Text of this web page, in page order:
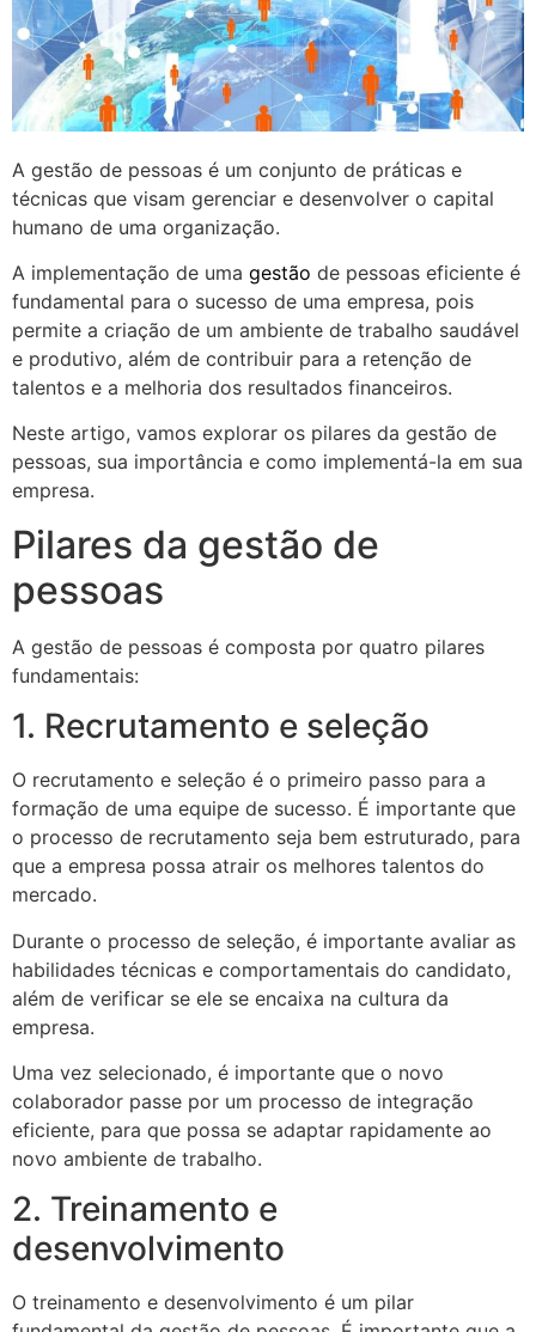
A gestão de pessoas é um conjunto de práticas e
técnicas que visam gerenciar e desenvolver o capital
humano de uma organização.
A implementação de uma gestão de pessoas eficiente é
fundamental para o sucesso de uma empresa, pois
permite a criação de um ambiente de trabalho saudável
e produtivo, além de contribuir para a retenção de
talentos e a melhoria dos resultados financeiros.
Neste artigo, vamos explorar os pilares da gestão de
pessoas, sua importância e como implementá-la em sua
empresa.
Pilares da gestão de
pessoas
A gestão de pessoas é composta por quatro pilares
fundamentais:
1. Recrutamento e seleção
O recrutamento e seleção é o primeiro passo para a
formação de uma equipe de sucesso. É importante que
o processo de recrutamento seja bem estruturado, para
que a empresa possa atrair os melhores talentos do
mercado.
Durante o processo de seleção, é importante avaliar as
habilidades técnicas e comportamentais do candidato,
além de verificar se ele se encaixa na cultura da
empresa.
Uma vez selecionado, é importante que o novo
colaborador passe por um processo de integração
eficiente, para que possa se adaptar rapidamente ao
novo ambiente de trabalho.
2. Treinamento e
desenvolvimento
O treinamento e desenvolvimento é um pilar